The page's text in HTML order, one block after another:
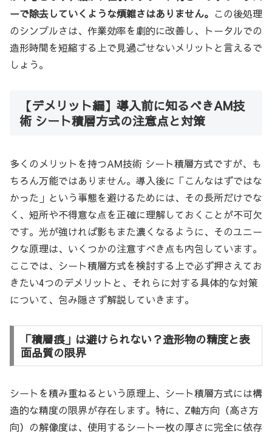
ーで除去していくような煩雑さはありません。 この後処理
のシンプルさは、作業効率を劇的に改善し、トータルでの
造形時間を短縮する上で見過ごせないメリットと言えるで
しょう。
【デメリット編】導入前に知るべきAM技
術 シート積層方式の注意点と対策
多くのメリットを持つAM技術 シート積層方式ですが、も
ちろん万能ではありません。導入後に「こんなはずではな
かった」という事態を避けるためには、その長所だけでな
く、短所や不得意な点を正確に理解しておくことが不可欠
です。光が強ければ影もまた濃くなるように、そのユニー
クな原理は、いくつかの注意すべき点も内包しています。
ここでは、シート積層方式を検討する上で必ず押さえてお
きたい4つのデメリットと、それらに対する具体的な対策
について、包み隠さず解説していきます。
「積層痕」は避けられない？造形物の精度と表
面品質の限界
シートを積み重ねるという原理上、シート積層方式には構
造的な精度の限界が存在します。特に、Z軸方向（高さ方
向）の解像度は、使用するシート一枚の厚さに完全に依存